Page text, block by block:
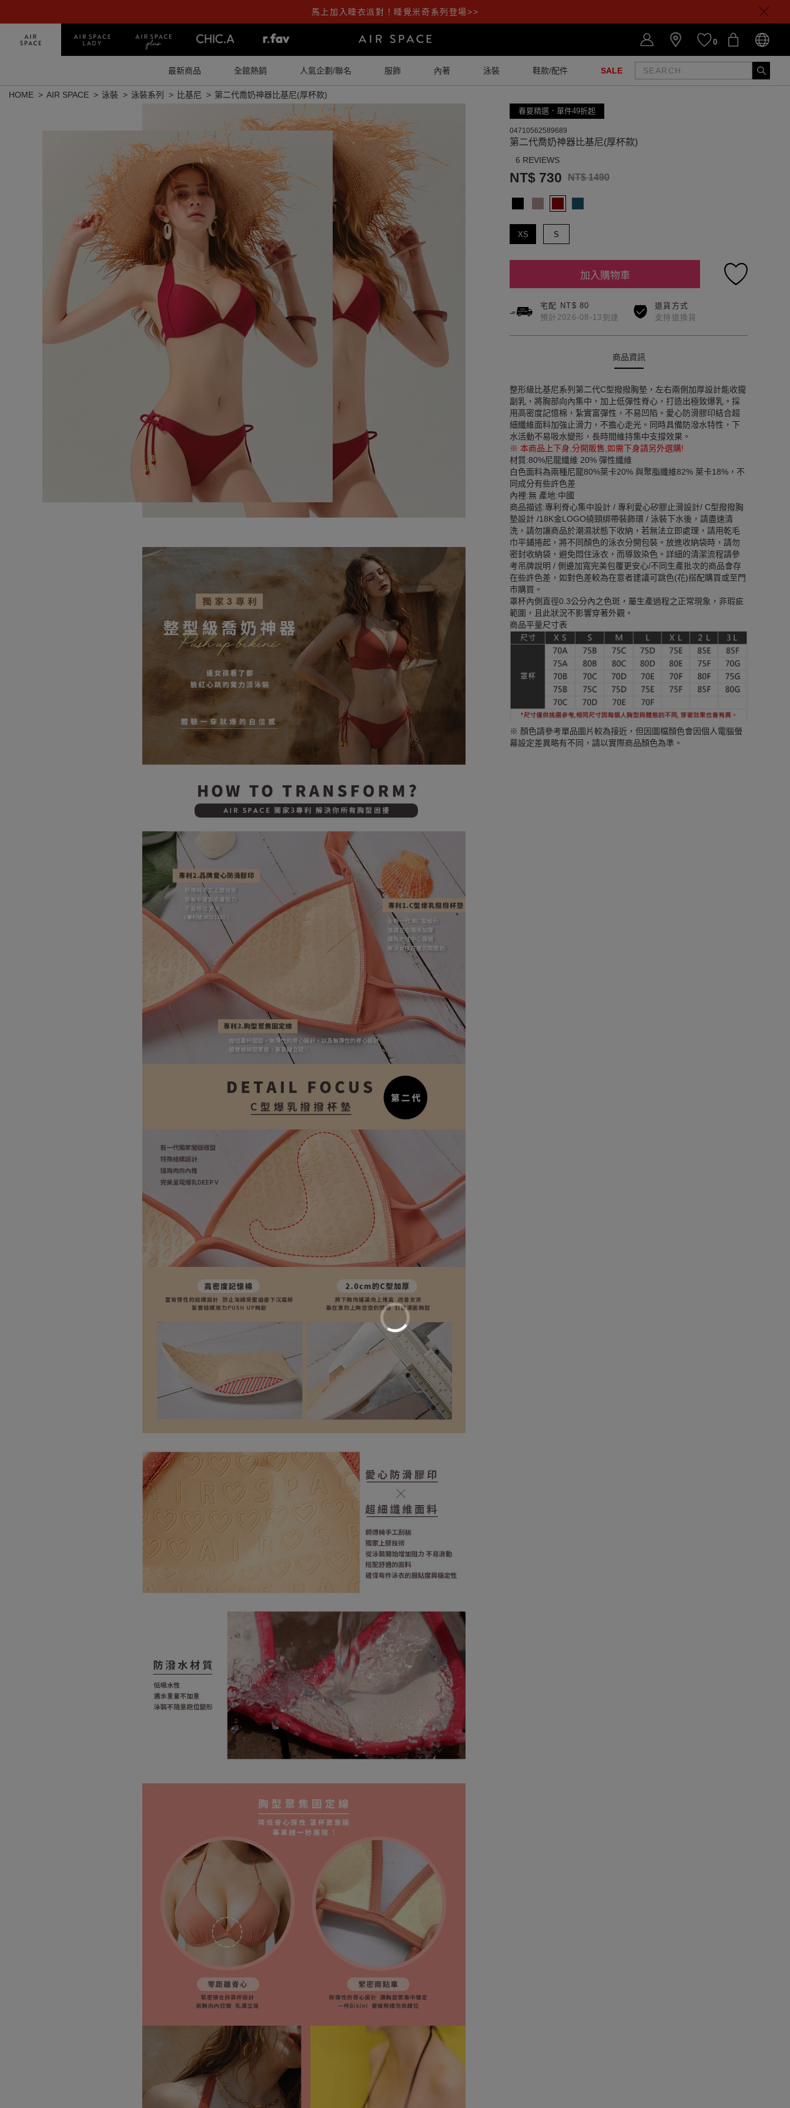
馬上加入睡衣派對！睡覺米奇系列登場>>
0
最新商品 全館熱銷 人氣企劃/聯名 服飾 內著 泳裝 鞋款/配件 SALE
HOME AIR SPACE 泳裝 泳裝系列 比基尼 第二代喬奶神器比基尼(厚杯款)
春夏精選．單件49折起
04710562589689
第二代喬奶神器比基尼(厚杯款)
6 REVIEWS
NT$ 730 NT$ 1490
XS S
加入購物車
宅配 NT$ 80
預計2026-08-13到達
退貨方式
支持退換貨
商品資訊
整形級比基尼系列第二代C型撥撥胸墊，左右兩側加厚設計能收攏
副乳，將胸部向內集中，加上低彈性脊心，打造出極致爆乳。採
用高密度記憶棉，紮實富彈性，不易凹陷。愛心防滑膠印結合超
細纖維面料加強止滑力，不擔心走光。同時具備防潑水特性，下
水活動不易吸水變形，長時間維持集中支撐效果。
※ 本商品上下身,分開販售,如需下身請另外選購!
材質:80%尼龍纖維 20% 彈性纖維
白色面料為兩種尼龍80%萊卡20% 與聚脂纖維82% 萊卡18%，不
同成分有些許色差
內裡:無 產地:中國
商品描述:專利脊心集中設計 / 專利愛心矽膠止滑設計/ C型撥撥胸
墊設計 /18K金LOGO繞頸綁帶裝飾環 / 泳裝下水後，請盡速清
洗，請勿讓商品於潮濕狀態下收納，若無法立即處理，請用乾毛
巾平鋪捲起，將不同顏色的泳衣分開包裝。放進收納袋時，請勿
密封收納袋，避免悶住泳衣，而導致染色。詳細的清潔流程請參
考吊牌說明 / 側邊加寬完美包覆更安心/不同生產批次的商品會存
在些許色差，如對色差較為在意者建議可跳色(花)搭配購買或至門
市購買。
罩杯內側直徑0.3公分內之色斑，屬生產過程之正常現象，非瑕疵
範圍，且此狀況不影響穿著外觀。
商品平量尺寸表
※ 顏色請參考單品圖片較為接近，但因圖檔顏色會因個人電腦螢
幕設定差異略有不同，請以實際商品顏色為準。